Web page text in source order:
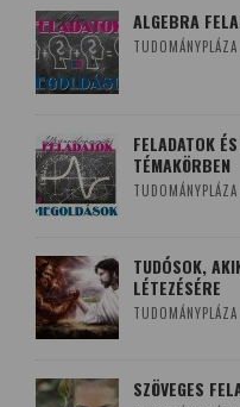
ALGEBRA
TUDOMÁNYPLÁZA
FELADATOK
TÉMAKÖRBEN
TUDOMÁNYPLÁZA
TUDÓSOK,
LÉTEZÉSÉRE
TUDOMÁNYPLÁZA
SZÖVEGES